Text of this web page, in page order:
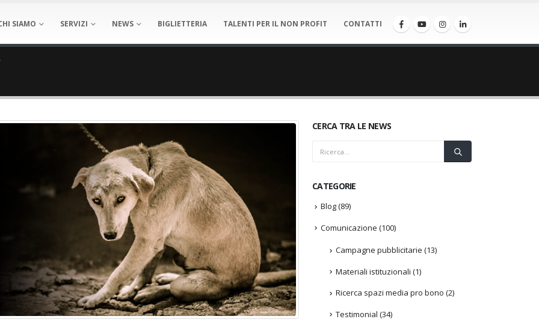
SIAMO SERVIZI NEWS BIGLIETTERIA TALENTI PER IL NON PROFIT CONTATTI
CERCA TRA LE NEWS
CATEGORIE
Blog(89)
Comunicazione (100)
Campagne pubblicitarie (13)
Materiali istituzionali (1)
Ricerca spazi media pro bono (2)
Testimonial (34)